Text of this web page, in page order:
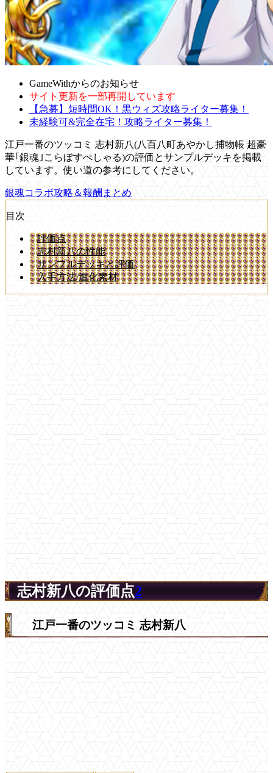
GameWithからのお知らせ
サイト更新を一部再開しています
【急募】短時間OK！黒ウィズ攻略ライター募集！
未経験可&完全在宅！攻略ライター募集！
江戸一番のツッコミ 志村新八(八百八町あやかし捕物帳 超豪
華｢銀魂｣こらぼすぺしゃる)の評価とサンプルデッキを掲載
しています。使い道の参考にしてください。
銀魂コラボ攻略＆報酬まとめ
目次
評価点
志村新八の性能
サンプルデッキと評価
入手方法/進化素材
志村新八の評価点2
江戸一番のツッコミ 志村新八